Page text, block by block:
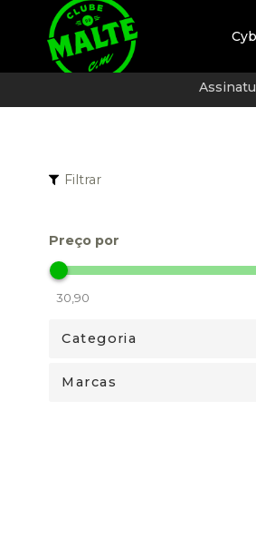
Filtrar
Preço por
Categoria
Marcas